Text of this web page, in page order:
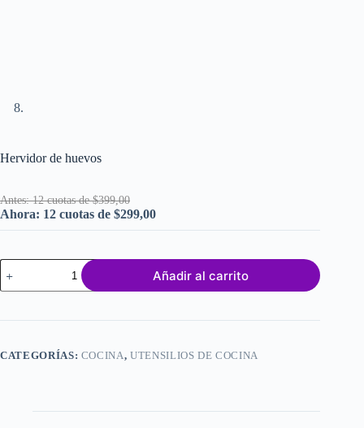
Hervidor de huevos
Antes: 12 cuotas de $399,00
Ahora: 12 cuotas de $299,00
Hervidor
de
huevos
Añadir al carrito
CATEGORÍAS: COCINA,UTENSILIOS DE COCINA